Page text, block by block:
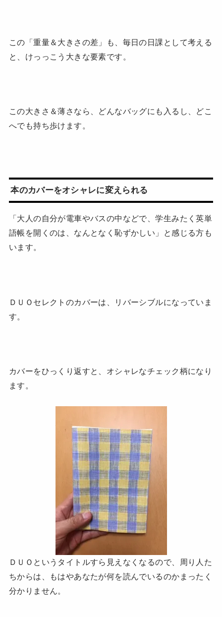
この「重量＆大きさの差」も、毎日の日課として考える
と、けっっこう大きな要素です。
この大きさ＆薄さなら、どんなバッグにも入るし、どこ
へでも持ち歩けます。
本のカバーをオシャレに変えられる
「大人の自分が電車やバスの中などで、学生みたく英単
語帳を開くのは、なんとなく恥ずかしい」と感じる方も
います。
ＤＵＯセレクトのカバーは、リバーシブルになっていま
す。
カバーをひっくり返すと、オシャレなチェック柄になり
ます。
ＤＵＯというタイトルすら見えなくなるので、周り人た
ちからは、もはやあなたが何を読んでいるのかまったく
分かりません。